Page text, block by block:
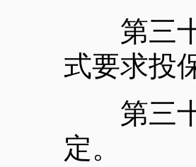
第三十
式要求投
第三十
定。